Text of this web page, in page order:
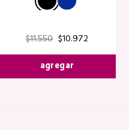
$11.550 $10.972
agregar